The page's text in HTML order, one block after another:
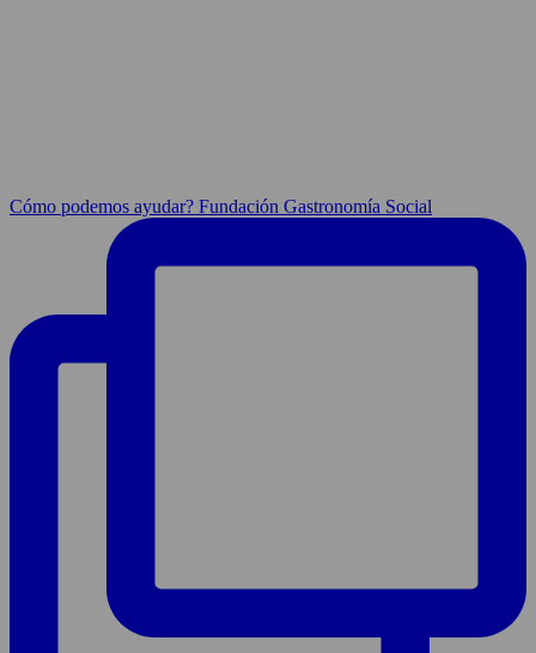
Cómo podemos ayudar? Fundación Gastronomía Social